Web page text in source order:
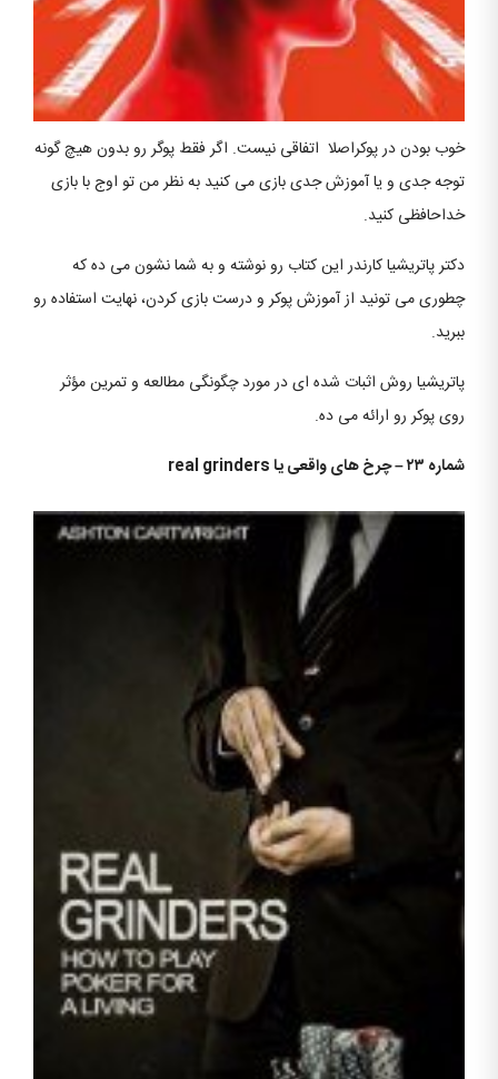
خوب بودن در پوکراصلا اتفاقی نیست. اگر فقط پوگر رو بدون هیچ گونه
توجه جدی و یا آموزش جدی بازی می کنید به نظر من تو اوج با بازی
خداحافظی کنید.
دکتر پاتریشیا کارندر این کتاب رو نوشته و به شما نشون می ده که
چطوری می تونید از آموزش پوکر و درست بازی کردن، نهایت استفاده رو
ببرید.
پاتریشیا روش اثبات شده ای در مورد چگونگی مطالعه و تمرین مؤثر
روی پوکر رو ارائه می ده.
شماره ۲۳ – چرخ های واقعی یا
real grinders